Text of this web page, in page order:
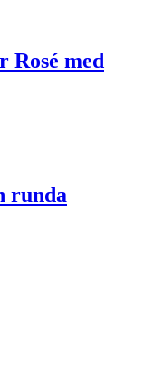
med
runda